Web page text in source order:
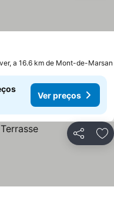
a 16.6 km de Mont-de-Marsan
Ver preços
Partilhar